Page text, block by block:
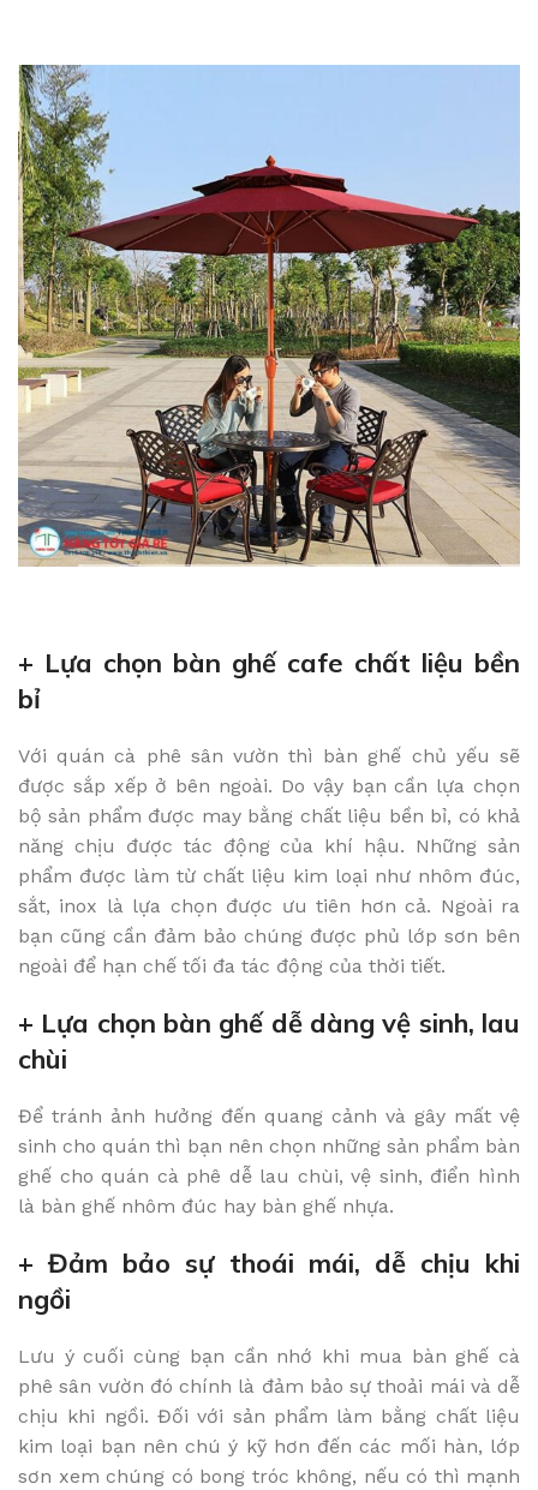
+ Lựa chọn bàn ghế cafe chất liệu bền
bỉ
Với quán cà phê sân vườn thì bàn ghế chủ yếu sẽ
được sắp xếp ở bên ngoài. Do vậy bạn cần lựa chọn
bộ sản phẩm được may bằng chất liệu bền bỉ, có khả
năng chịu được tác động của khí hậu. Những sản
phẩm được làm từ chất liệu kim loại như nhôm đúc,
sắt, inox là lựa chọn được ưu tiên hơn cả. Ngoài ra
bạn cũng cần đảm bảo chúng được phủ lớp sơn bên
ngoài để hạn chế tối đa tác động của thời tiết.
+ Lựa chọn bàn ghế dễ dàng vệ sinh, lau
chùi
Để tránh ảnh hưởng đến quang cảnh và gây mất vệ
sinh cho quán thì bạn nên chọn những sản phẩm bàn
ghế cho quán cà phê dễ lau chùi, vệ sinh, điển hình
là bàn ghế nhôm đúc hay bàn ghế nhựa.
+ Đảm bảo sự thoái mái, dễ chịu khi
ngồi
Lưu ý cuối cùng bạn cần nhớ khi mua bàn ghế cà
phê sân vườn đó chính là đảm bảo sự thoải mái và dễ
chịu khi ngồi. Đối với sản phẩm làm bằng chất liệu
kim loại bạn nên chú ý kỹ hơn đến các mối hàn, lớp
sơn xem chúng có bong tróc không, nếu có thì mạnh